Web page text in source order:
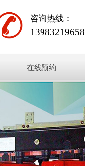
咨询热线：
13983219658
在线预约